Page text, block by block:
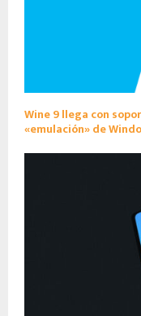
Wine 9 llega con
«emulación» de